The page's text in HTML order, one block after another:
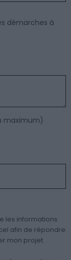
démarches à
maximum)
les informations
afin de répondre
mon projet.